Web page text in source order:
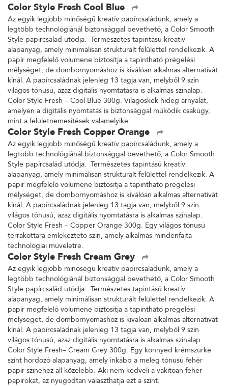
Color Style Fresh Cool Blue
Az egyik legjobb minőségű kreatív papírcsaládunk, amely a
legtöbb technológiánál biztonsággal bevethető, a Color Smooth
Style papírcsalád utódja. Természetes tapintású kreatív
alapanyag, amely minimálisan strukturált felülettel rendelkezik. A
papír megfelelő volumene biztosítja a tapintható prégelési
mélységet, de dombornyomáshoz is kiválóan alkalmas alternatívát
kínál. A papírcsaládnak jelenleg 13 tagja van, melyből 9 szín
világos tónusú, azaz digitális nyomtatásra is alkalmas színalap.
Color Style Fresh – Cool Blue 300g. Világoskék hideg árnyalat,
amelyen a digitális nyomtatás is biztonsággal működik csakúgy,
mint a felületnemesítések valamelyike.
Color Style Fresh Copper Orange
Az egyik legjobb minőségű kreatív papírcsaládunk, amely a
legtöbb technológiánál biztonsággal bevethető, a Color Smooth
Style papírcsalád utódja. Természetes tapintású kreatív
alapanyag, amely minimálisan strukturált felülettel rendelkezik. A
papír megfelelő volumene biztosítja a tapintható prégelési
mélységet, de dombornyomáshoz is kiválóan alkalmas alternatívát
kínál. A papírcsaládnak jelenleg 13 tagja van, melyből 9 szín
világos tónusú, azaz digitális nyomtatásra is alkalmas színalap.
Color Style Fresh – Copper Orange 300g. Egy világos tónusú
terrakottára emlékeztető szín, amely alkalmas mindenfajta
technológiai műveletre.
Color Style Fresh Cream Grey
Az egyik legjobb minőségű kreatív papírcsaládunk, amely a
legtöbb technológiánál biztonsággal bevethető, a Color Smooth
Style papírcsalád utódja. Természetes tapintású kreatív
alapanyag, amely minimálisan strukturált felülettel rendelkezik. A
papír megfelelő volumene biztosítja a tapintható prégelési
mélységet, de dombornyomáshoz is kiválóan alkalmas alternatívát
kínál. A papírcsaládnak jelenleg 13 tagja van, melyből 9 szín
világos tónusú, azaz digitális nyomtatásra is alkalmas színalap.
Color Style Fresh– Cream Grey 300g: Egy könnyed krémszürke
színt hordozó alapanyag, amely inkább a meleg tónusú fehér
papír színéhez áll közelebb. Aki nem kedveli a vakítóan fehér
papírokat, az nyugodtan választhatja ezt a színt.